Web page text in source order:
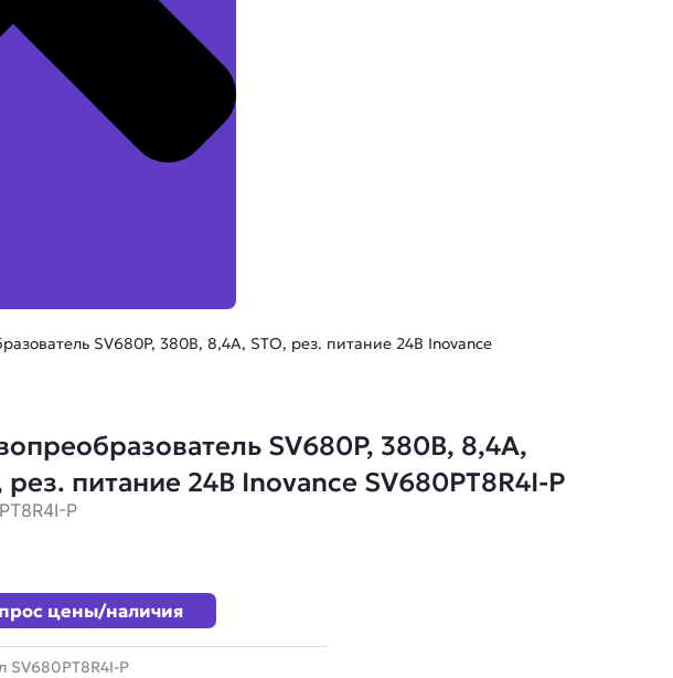
SV680P, 380В, 8,4А, STO, рез. питание 24В Inovance
SV680P, 380В, 8,4А,
рез. питание 24В Inovance SV680PT8R4I-P
P
цены/наличия
SV680PT8R4I-P